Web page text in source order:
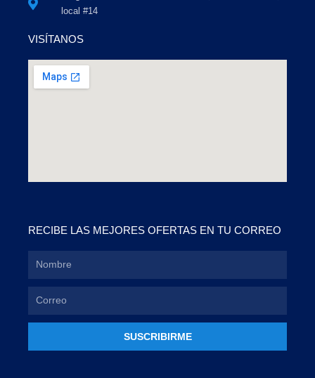
local #14
VISÍTANOS
RECIBE LAS MEJORES OFERTAS EN TU CORREO
SUSCRIBIRME